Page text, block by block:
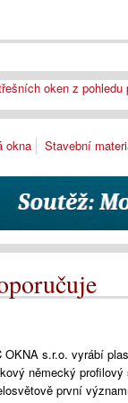
oken z
okna Stavební
OKNA s.r.o. vyrábí
německý
první